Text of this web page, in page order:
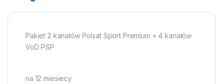
Pakiet 2 kanałów Polsat Sport Premium + 4 kanałów
VoD PSP
na 12 miesiecy